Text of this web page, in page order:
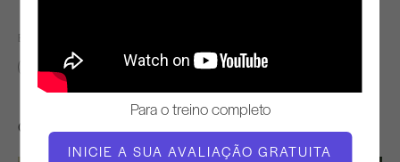
Para o treino completo
INICIE A SUA AVALIAÇÃO GRATUITA
ENCONTRAR AULAS SEMELHANTES PARA
0 - 10 min
Outros exercícios de que poderá gostar